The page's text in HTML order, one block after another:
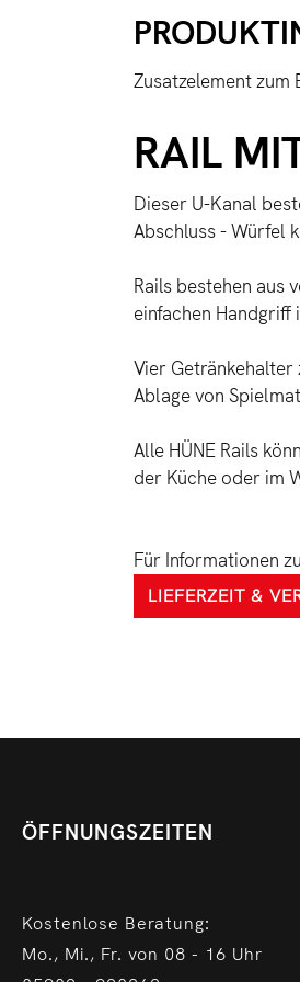
Zusatzelement zum
RAIL
Dieser U-Kanal
Abschluss - Würfel
Rails bestehen aus
einfachen Handgriff
Vier Getränkehalter
Ablage von
Alle HÜNE Rails
der Küche oder im
Für Informationen
LIEFERZEIT &
ÖFFNUNGSZEITEN
Kostenlose Beratung:
Mo., Mi., Fr. von 08 - 16 Uhr